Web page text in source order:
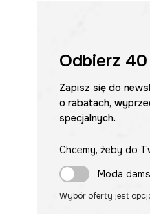
Odbierz 40
Zapisz się do
o rabatach,
specjalnych.
Chcemy, żeby do
Moda
Wybór oferty jest